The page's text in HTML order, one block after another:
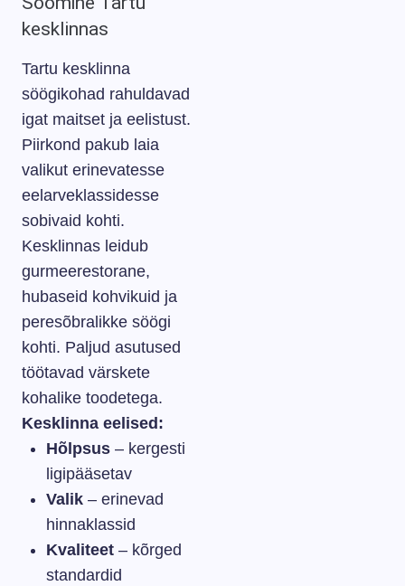
kesklinnas
Tartu kesklinna
söögikohad rahuldavad
igat maitset ja eelistust.
Piirkond pakub laia
valikut erinevatesse
eelarveklassidesse
sobivaid kohti.
Kesklinnas leidub
gurmeerestorane,
hubaseid kohvikuid ja
peresõbralikke söögi
kohti. Paljud asutused
töötavad värskete
kohalike toodetega.
Kesklinna eelised:
Hõlpsus – kergesti
ligipääsetav
Valik – erinevad
hinnaklassid
Kvaliteet – kõrged
standardid